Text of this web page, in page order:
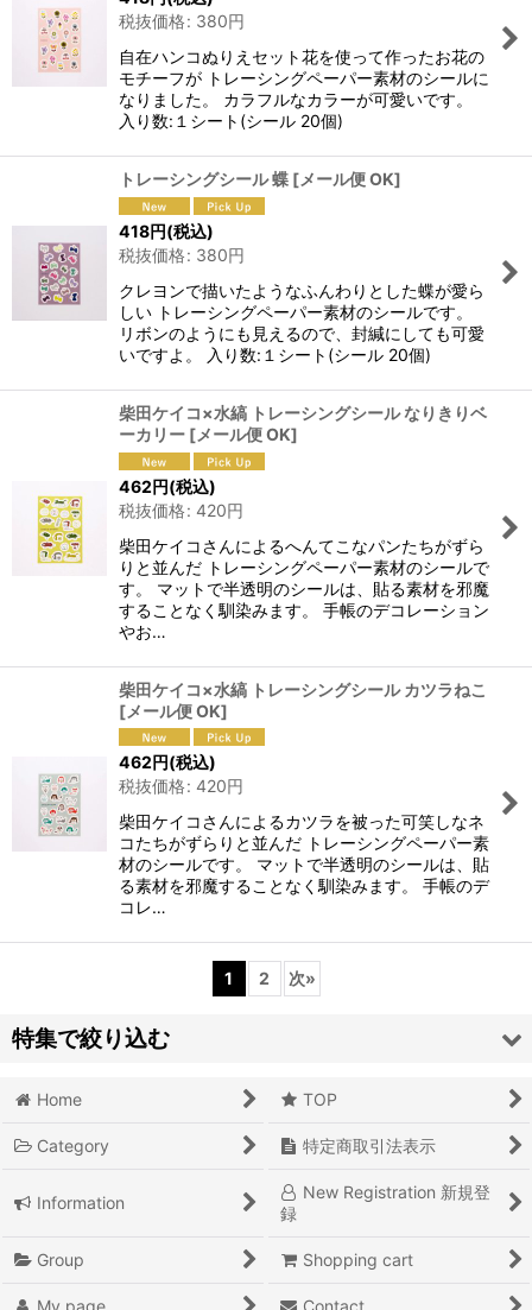
税抜価格: 380円
自在ハンコぬりえセット花を使って作ったお花の
モチーフが トレーシングペーパー素材のシールに
なりました。 カラフルなカラーが可愛いです。
入り数:１シート(シール 20個)
トレーシングシール 蝶 [メール便 OK]
418円(税込)
税抜価格: 380円
クレヨンで描いたようなふんわりとした蝶が愛ら
しい トレーシングペーパー素材のシールです。
リボンのようにも見えるので、封緘にしても可愛
いですよ。 入り数:１シート(シール 20個)
柴田ケイコ×水縞 トレーシングシール なりきりベ
ーカリー [メール便 OK]
462円(税込)
税抜価格: 420円
柴田ケイコさんによるへんてこなパンたちがずら
りと並んだ トレーシングペーパー素材のシールで
す。 マットで半透明のシールは、貼る素材を邪魔
することなく馴染みます。 手帳のデコレーション
やお…
柴田ケイコ×水縞 トレーシングシール カツラねこ
[メール便 OK]
462円(税込)
税抜価格: 420円
柴田ケイコさんによるカツラを被った可笑しなネ
コたちがずらりと並んだ トレーシングペーパー素
材のシールです。 マットで半透明のシールは、貼
る素材を邪魔することなく馴染みます。 手帳のデ
コレ…
1 2 次»
特集で絞り込む
36 オリジナル
ミニチュア
◇ＳＡＬＥ◇
東京・吉祥寺 土産
Home TOP
Category 特定商取引法表示
Information
New Registration 新規登
録
Group Shopping cart